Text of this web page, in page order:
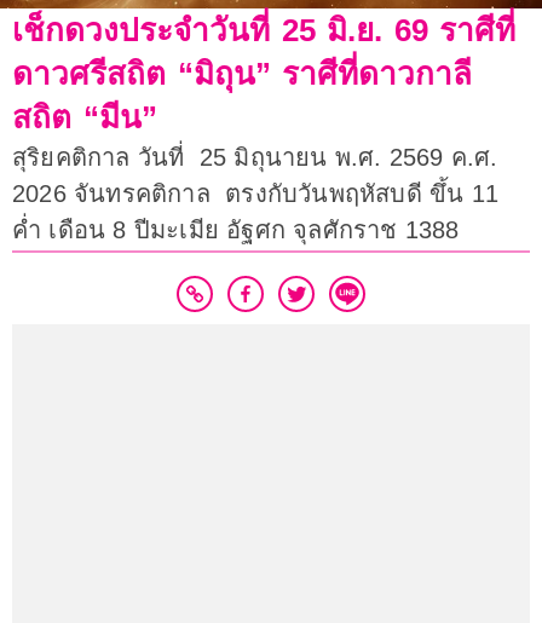
เช็กดวงประจำวันที่ 25 มิ.ย. 69 ราศีที่
ดาวศรีสถิต “มิถุน” ราศีที่ดาวกาลี
สถิต “มีน”
สุริยคติกาล วันที่ 25 มิถุนายน พ.ศ. 2569 ค.ศ.
2026 จันทรคติกาล ตรงกับวันพฤหัสบดี ขึ้น 11
ค่ำ เดือน 8 ปีมะเมีย อัฐศก จุลศักราช 1388